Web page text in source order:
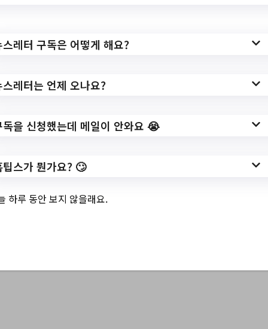
생활 프로그램 신
청
스레터 구독은 어떻게 해요?
스레터는 언제 오나요?
독을 신청했는데 메일이 안와요 😭
팁스가 뭔가요? 🙄
하루 동안 보지 않을래요.